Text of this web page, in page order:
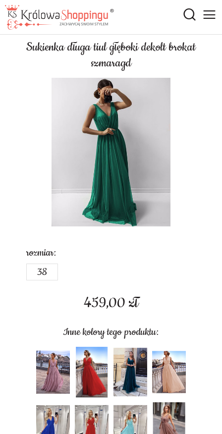
Sukienka długa tiul głęboki dekolt brokat
szmaragd
459,00 zł
Inne kolory tego produktu:
rozmiar:
38